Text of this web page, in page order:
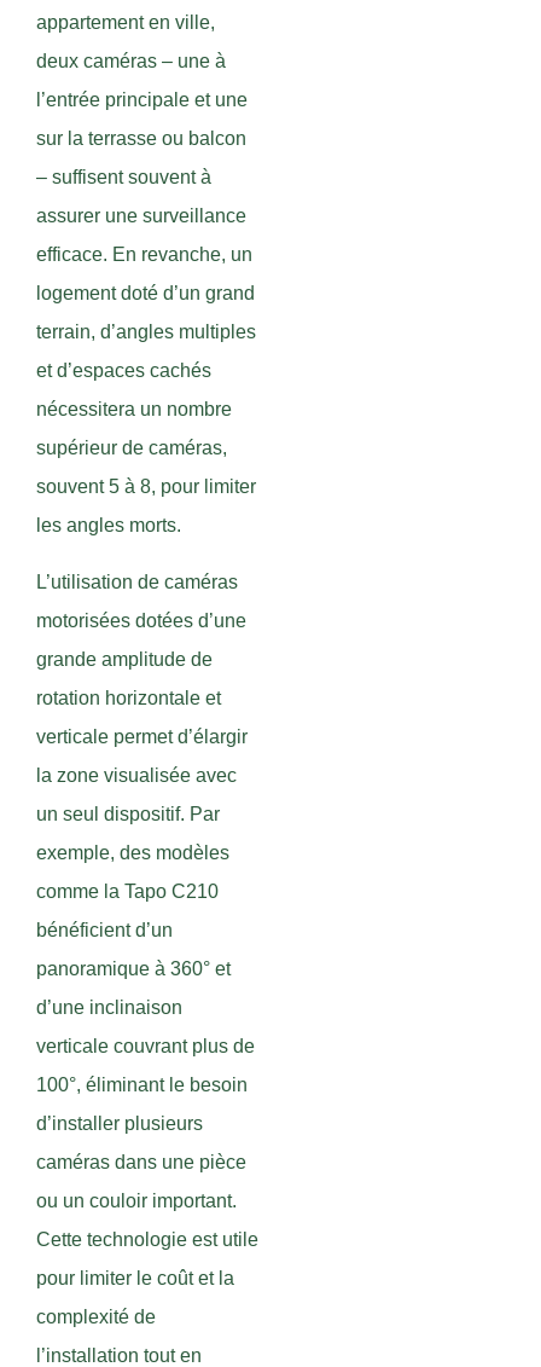
appartement en ville,
deux caméras – une à
l’entrée principale et une
sur la terrasse ou balcon
– suffisent souvent à
assurer une surveillance
efficace. En revanche, un
logement doté d’un grand
terrain, d’angles multiples
et d’espaces cachés
nécessitera un nombre
supérieur de caméras,
souvent 5 à 8, pour limiter
les angles morts.
L’utilisation de caméras
motorisées dotées d’une
grande amplitude de
rotation horizontale et
verticale permet d’élargir
la zone visualisée avec
un seul dispositif. Par
exemple, des modèles
comme la Tapo C210
bénéficient d’un
panoramique à 360° et
d’une inclinaison
verticale couvrant plus de
100°, éliminant le besoin
d’installer plusieurs
caméras dans une pièce
ou un couloir important.
Cette technologie est utile
pour limiter le coût et la
complexité de
l’installation tout en